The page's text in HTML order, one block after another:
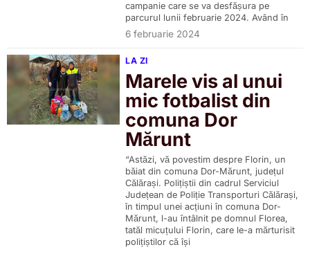
campanie care se va desfășura pe
parcurul lunii februarie 2024. Având în
6 februarie 2024
LA ZI
Marele vis al unui
mic fotbalist din
comuna Dor
Mărunt
“Astăzi, vă povestim despre Florin, un
băiat din comuna Dor-Mărunt, județul
Călărași. Polițiștii din cadrul Serviciul
Județean de Poliție Transporturi Călărași,
în timpul unei acțiuni în comuna Dor-
Mărunt, l-au întâlnit pe domnul Florea,
tatăl micuțului Florin, care le-a mărturisit
polițiștilor că își